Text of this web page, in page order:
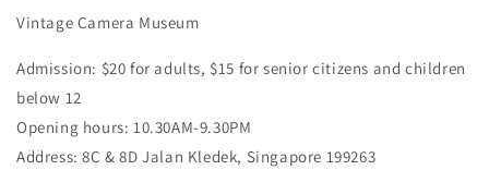
Vintage Camera Museum
Admission: $20 for adults, $15 for senior citizens and children
below 12
Opening hours: 10.30AM-9.30PM
Address: 8C & 8D Jalan Kledek, Singapore 199263